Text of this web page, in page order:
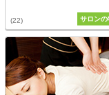
(22) サロンの